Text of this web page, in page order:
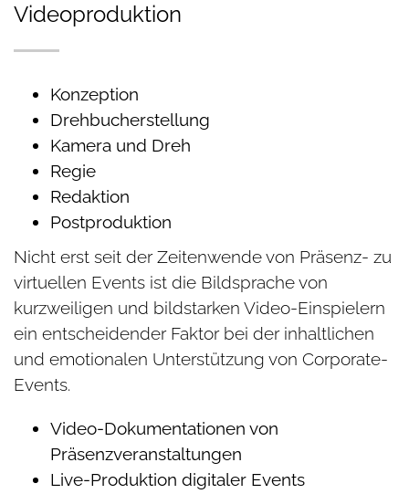
Videoproduktion
Konzeption
Drehbucherstellung
Kamera und Dreh
Regie
Redaktion
Postproduktion
Nicht erst seit der Zeitenwende von Präsenz- zu
virtuellen Events ist die Bildsprache von
kurzweiligen und bildstarken Video-Einspielern
ein entscheidender Faktor bei der inhaltlichen
und emotionalen Unterstützung von Corporate-
Events.
Video-Dokumentationen von
Präsenzveranstaltungen
Live-Produktion digitaler Events